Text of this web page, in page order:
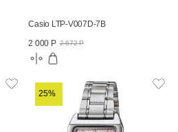
Casio LTP-V007D-7B
2 000 Р 2 672 Р
25%